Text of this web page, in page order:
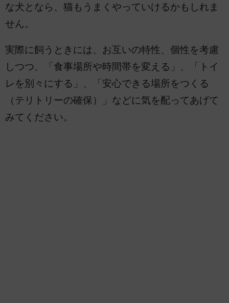
な犬となら、猫もうまくやっていけるかもしれま
せん。
実際に飼うときには、お互いの特性、個性を考慮
しつつ、「食事場所や時間帯を変える」、「トイ
レを別々にする」、「安心できる場所をつくる
（テリトリーの確保）」などに気を配ってあげて
みてください。